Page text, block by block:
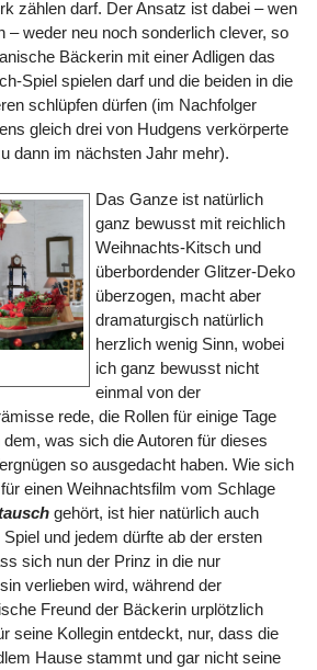
zählen darf. Der Ansatz ist dabei – wen
– weder neu noch sonderlich clever, so
Bäckerin mit einer Adligen das
Spiel spielen darf und die beiden in die
schlüpfen dürfen (im Nachfolger
gleich drei von Hudgens verkörperte
dann im nächsten Jahr mehr).
Das Ganze ist natürlich
ganz bewusst mit reichlich
Weihnachts-Kitsch und
überbordender Glitzer-Deko
überzogen, macht aber
dramaturgisch natürlich
herzlich wenig Sinn, wobei
ich ganz bewusst nicht
einmal von der
rede, die Rollen für einige Tage
was sich die Autoren für dieses
so ausgedacht haben. Wie sich
einen Weihnachtsfilm vom Schlage
gehört, ist hier natürlich auch
und jedem dürfte ab der ersten
sich nun der Prinz in die nur
verlieben wird, während der
Freund der Bäckerin urplötzlich
seine Kollegin entdeckt, nur, dass die
Hause stammt und gar nicht seine